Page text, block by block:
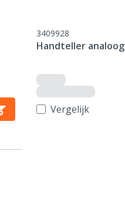
3409928
Handteller analoog
Vergelijk